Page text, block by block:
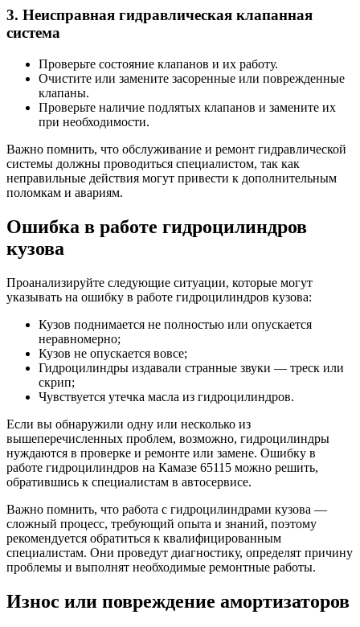
3. Неисправная гидравлическая клапанная
система
Проверьте состояние клапанов и их работу.
Очистите или замените засоренные или поврежденные
клапаны.
Проверьте наличие подлятых клапанов и замените их
при необходимости.
Важно помнить, что обслуживание и ремонт гидравлической
системы должны проводиться специалистом, так как
неправильные действия могут привести к дополнительным
поломкам и авариям.
Ошибка в работе гидроцилиндров
кузова
Проанализируйте следующие ситуации, которые могут
указывать на ошибку в работе гидроцилиндров кузова:
Кузов поднимается не полностью или опускается
неравномерно;
Кузов не опускается вовсе;
Гидроцилиндры издавали странные звуки — треск или
скрип;
Чувствуется утечка масла из гидроцилиндров.
Если вы обнаружили одну или несколько из
вышеперечисленных проблем, возможно, гидроцилиндры
нуждаются в проверке и ремонте или замене. Ошибку в
работе гидроцилиндров на Камазе 65115 можно решить,
обратившись к специалистам в автосервисе.
Важно помнить, что работа с гидроцилиндрами кузова —
сложный процесс, требующий опыта и знаний, поэтому
рекомендуется обратиться к квалифицированным
специалистам. Они проведут диагностику, определят причину
проблемы и выполнят необходимые ремонтные работы.
Износ или повреждение амортизаторов